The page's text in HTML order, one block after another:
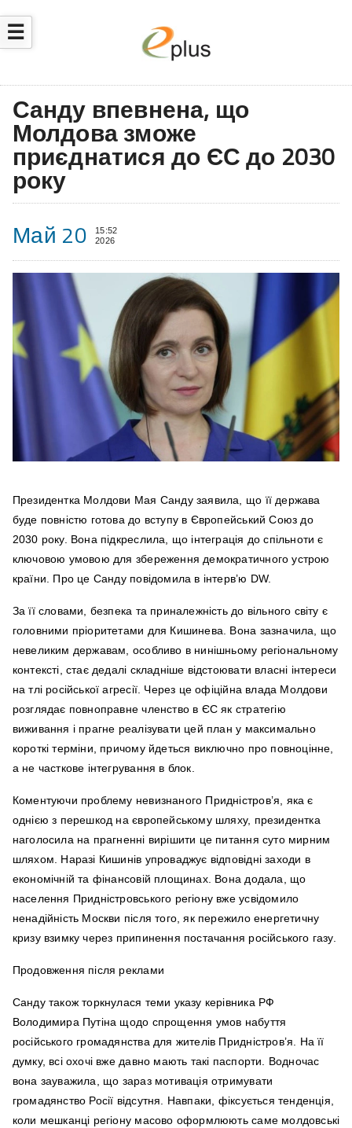
☰
Санду впевнена, що
Молдова зможе
приєднатися до ЄС до 2030
року
Май 20
15:52
2026
Президентка Молдови Мая Санду заявила, що її держава
буде повністю готова до вступу в Європейський Союз до
2030 року. Вона підкреслила, що інтеграція до спільноти є
ключовою умовою для збереження демократичного устрою
країни. Про це Санду повідомила в інтерв’ю DW.
За її словами, безпека та приналежність до вільного світу є
головними пріоритетами для Кишинева. Вона зазначила, що
невеликим державам, особливо в нинішньому регіональному
контексті, стає дедалі складніше відстоювати власні інтереси
на тлі російської агресії. Через це офіційна влада Молдови
розглядає повноправне членство в ЄС як стратегію
виживання і прагне реалізувати цей план у максимально
короткі терміни, причому йдеться виключно про повноцінне,
а не часткове інтегрування в блок.
Коментуючи проблему невизнаного Придністров’я, яка є
однією з перешкод на європейському шляху, президентка
наголосила на прагненні вирішити це питання суто мирним
шляхом. Наразі Кишинів упроваджує відповідні заходи в
економічній та фінансовій площинах. Вона додала, що
населення Придністровського регіону вже усвідомило
ненадійність Москви після того, як пережило енергетичну
кризу взимку через припинення постачання російського газу.
Продовження після реклами
Санду також торкнулася теми указу керівника РФ
Володимира Путіна щодо спрощення умов набуття
російського громадянства для жителів Придністров’я. На її
думку, всі охочі вже давно мають такі паспорти. Водночас
вона зауважила, що зараз мотивація отримувати
громадянство Росії відсутня. Навпаки, фіксується тенденція,
коли мешканці регіону масово оформлюють саме молдовські